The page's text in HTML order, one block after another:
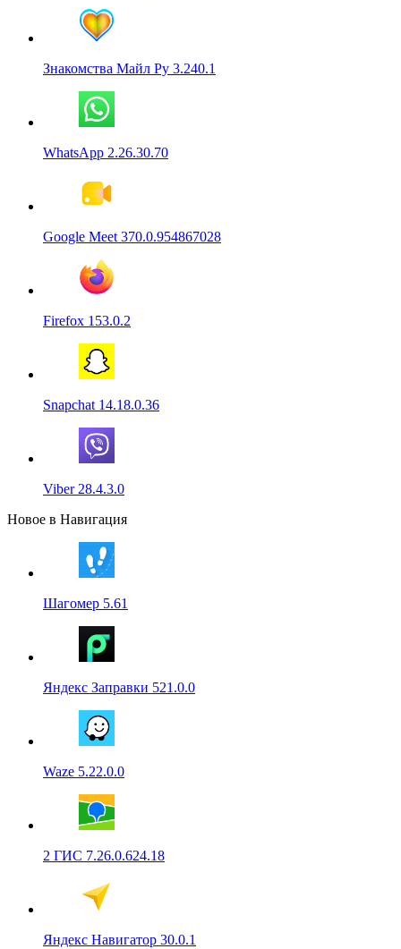
Знакомства Майл Ру 3.240.1
WhatsApp 2.26.30.70
Google Meet 370.0.954867028
Firefox 153.0.2
Snapchat 14.18.0.36
Viber 28.4.3.0
Новое в Навигация
Шагомер 5.61
Яндекс Заправки 521.0.0
Waze 5.22.0.0
2 ГИС 7.26.0.624.18
Яндекс Навигатор 30.0.1